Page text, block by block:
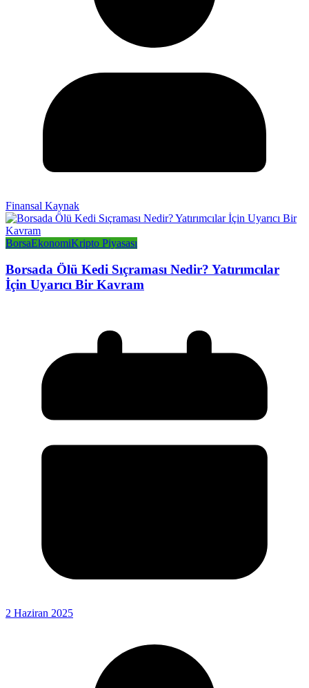
Finansal Kaynak
BorsaEkonomiKripto Piyasası
Borsada Ölü Kedi Sıçraması Nedir? Yatırımcılar
İçin Uyarıcı Bir Kavram
2 Haziran 2025